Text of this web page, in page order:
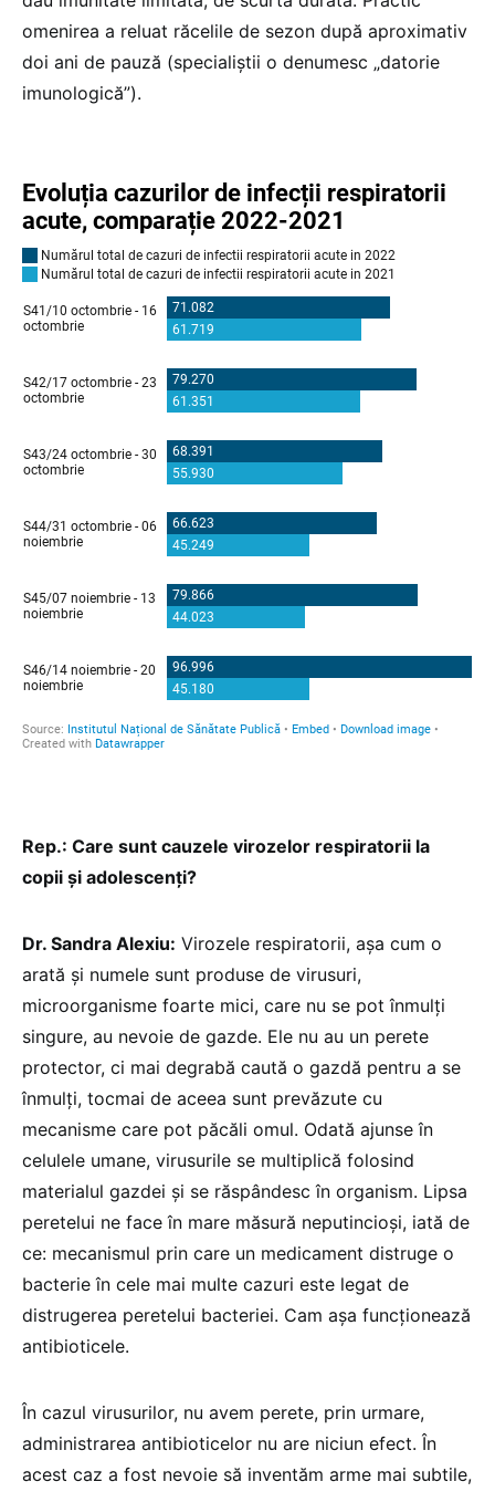
omenirea a reluat răcelile de sezon după aproximativ
doi ani de pauză (specialiștii o denumesc „datorie
imunologică”).
Rep.: Care sunt cauzele virozelor respiratorii la
copii și adolescenți?
Dr. Sandra Alexiu: Virozele respiratorii, așa cum o
arată și numele sunt produse de virusuri,
microorganisme foarte mici, care nu se pot înmulți
singure, au nevoie de gazde. Ele nu au un perete
protector, ci mai degrabă caută o gazdă pentru a se
înmulți, tocmai de aceea sunt prevăzute cu
mecanisme care pot păcăli omul. Odată ajunse în
celulele umane, virusurile se multiplică folosind
materialul gazdei și se răspândesc în organism. Lipsa
peretelui ne face în mare măsură neputincioși, iată de
ce: mecanismul prin care un medicament distruge o
bacterie în cele mai multe cazuri este legat de
distrugerea peretelui bacteriei. Cam așa funcționează
antibioticele.
În cazul virusurilor, nu avem perete, prin urmare,
administrarea antibioticelor nu are niciun efect. În
acest caz a fost nevoie să inventăm arme mai subtile,